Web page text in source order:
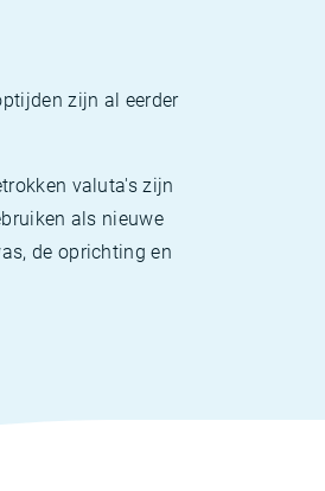
zijn al eerder
valuta's zijn
als nieuwe
de oprichting en